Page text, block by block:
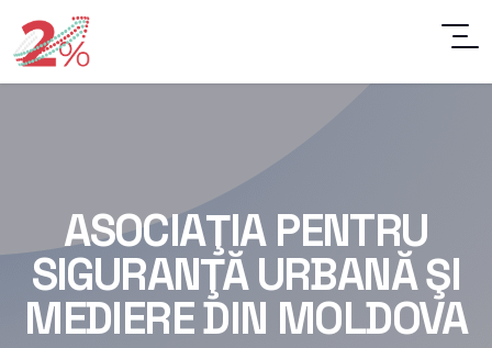
ASOCIAŢIA PENTRU
SIGURANŢĂ URBANĂ ŞI
MEDIERE DIN MOLDOVA